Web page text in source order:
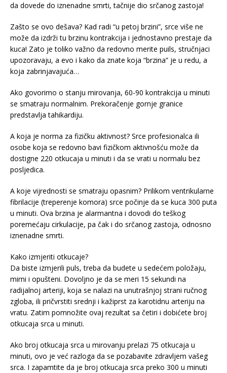
da dovede do iznenadne smrti, tačnije dio srčanog zastoja!
Zašto se ovo dešava? Kad radi “u petoj brzini”, srce više ne
može da izdrži tu brzinu kontrakcija i jednostavno prestaje da
kuca! Zato je toliko važno da redovno merite puils, stručnjaci
upozoravaju, a evo i kako da znate koja “brzina” je u redu, a
koja zabrinjavajuća…
Ako govorimo o stanju mirovanja, 60-90 kontrakcija u minuti
se smatraju normalnim. Prekoračenje gornje granice
predstavlja tahikardiju.
A koja je norma za fizičku aktivnost? Srce profesionalca ili
osobe koja se redovno bavi fizičkom aktivnošću može da
dostigne 220 otkucaja u minuti i da se vrati u normalu bez
posljedica.
A koje vijrednosti se smatraju opasnim? Prilikom ventrikularne
fibrilacije (treperenje komora) srce počinje da se kuca 300 puta
u minuti. Ova brzina je alarmantna i dovodi do teškog
poremećaju cirkulacije, pa čak i do srčanog zastoja, odnosno
iznenadne smrti.
Kako izmjeriti otkucaje?
Da biste izmjerili puls, treba da budete u sedećem položaju,
mirni i opušteni. Dovoljno je da se meri 15 sekundi na
radijalnoj arteriji, koja se nalazi na unutrašnjoj strani ručnog
zgloba, ili pričvrstiti srednji i kažiprst za karotidnu arteriju na
vratu. Zatim pomnožite ovaj rezultat sa četiri i dobićete broj
otkucaja srca u minuti.
Ako broj otkucaja srca u mirovanju prelazi 75 otkucaja u
minuti, ovo je već razloga da se pozabavite zdravljem vašeg
srca. I zapamtite da je broj otkucaja srca preko 300 u minuti